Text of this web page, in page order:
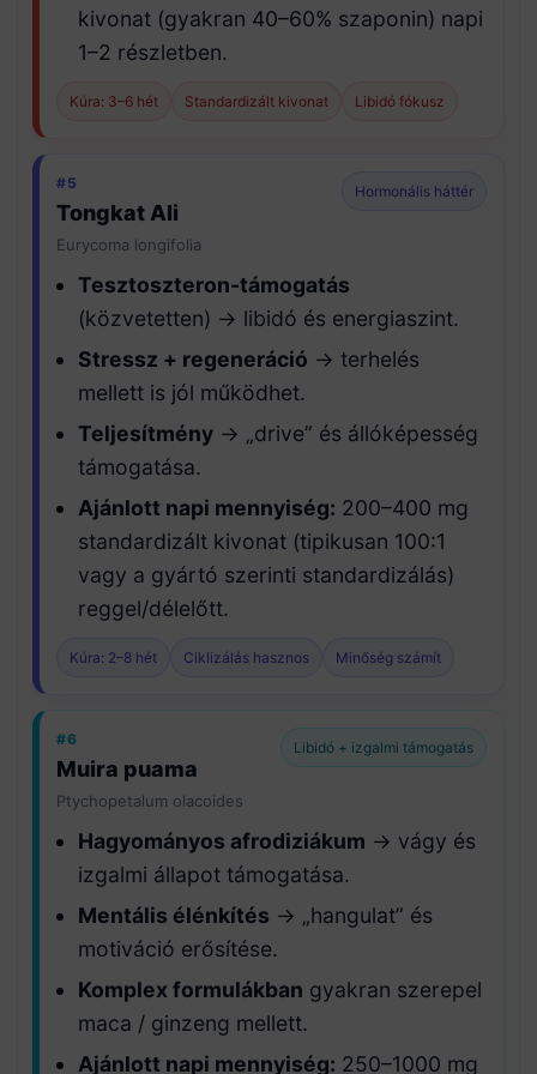
kivonat (gyakran 40–60% szaponin) napi
1–2 részletben.
Kúra: 3–6 hét Standardizált kivonat Libidó fókusz
#5
Tongkat Ali
Eurycoma longifolia
Hormonális háttér
Tesztoszteron-támogatás
(közvetetten) → libidó és energiaszint.
Stressz + regeneráció → terhelés
mellett is jól működhet.
Teljesítmény → „drive” és állóképesség
támogatása.
Ajánlott napi mennyiség: 200–400 mg
standardizált kivonat (tipikusan 100:1
vagy a gyártó szerinti standardizálás)
reggel/délelőtt.
Kúra: 2–8 hét Ciklizálás hasznos Minőség számít
#6
Muira puama
Ptychopetalum olacoides
Libidó + izgalmi támogatás
Hagyományos afrodiziákum → vágy és
izgalmi állapot támogatása.
Mentális élénkítés → „hangulat” és
motiváció erősítése.
Komplex formulákban gyakran szerepel
maca / ginzeng mellett.
Ajánlott napi mennyiség: 250–1000 mg